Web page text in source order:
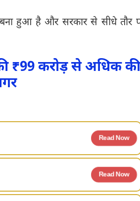
हुआ है और सरकार से सीधे तौर
₹99 करोड़ से अधिक की
Read Now
Read Now